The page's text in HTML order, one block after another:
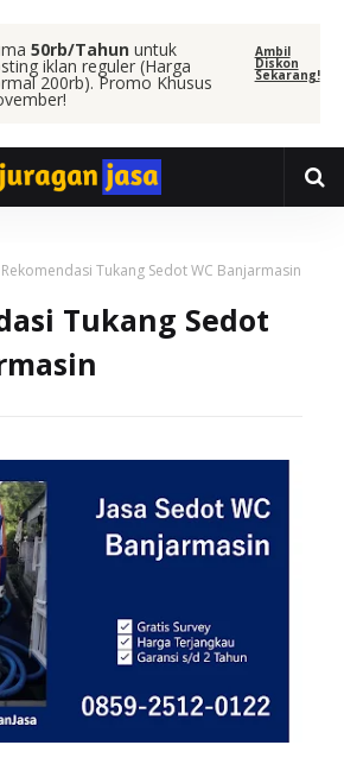
50rb/Tahun untuk
iklan reguler (Harga
200rb). Promo Khusus
Ambil
Diskon
Sekarang!
Rekomendasi Tukang Sedot WC Banjarmasin
Tukang Sedot